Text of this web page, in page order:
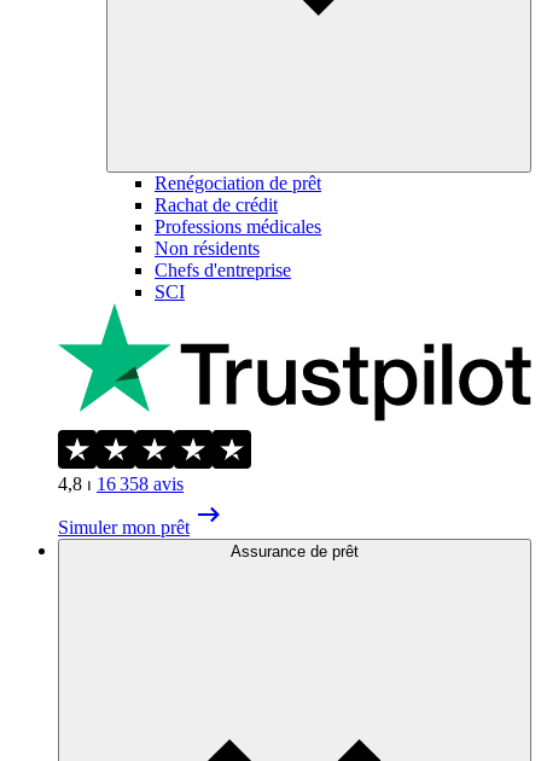
Renégociation de prêt
Rachat de crédit
Professions médicales
Non résidents
Chefs d'entreprise
SCI
4,8 ⏐ 16 358 avis
Simuler mon prêt
Assurance de prêt